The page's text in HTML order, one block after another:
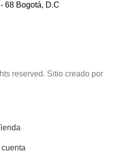
68 Bogotá, D.C
reserved. Sitio creado por
cuenta